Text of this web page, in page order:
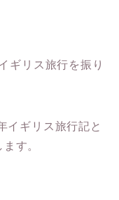
ギリス旅行を振り
イギリス旅行記と
す。